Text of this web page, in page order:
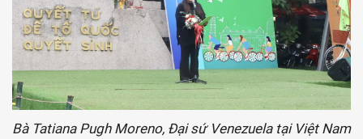
Bà Tatiana Pugh Moreno, Đại sứ Venezuela tại Việt Nam